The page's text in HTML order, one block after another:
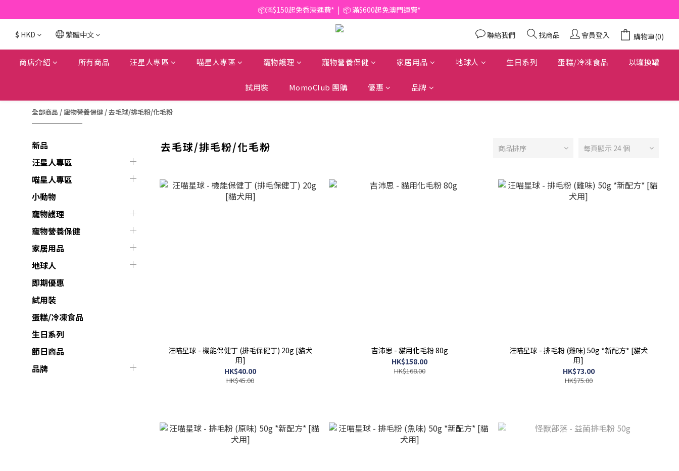
📦滿$150起免香港運費*  |  📦 滿$600起免澳門運費*
📦滿$150起免香港運費*  |  📦 滿$600起免澳門運費*
🥫 罐頭優惠 | 任選* 6件 即減 $6 |  任選* 24件 即減 $30 🥫 (按此了解更多)
📦滿$150起免香港運費*  |  📦 滿$600起免澳門運費*
$ HKD 繁體中文 聯絡我們 找商品 會員登入 購物車(0)
商店介紹 所有商品 汪星人專區 喵星人專區 寵物護理 寵物營養保健 家居用品 地球人 生日系列 蛋糕/冷凍食品 以罐換罐
試用裝 MomoClub 團購 優惠 品牌
全部商品 / 寵物營養保健 /去毛球/排毛粉/化毛粉
新品
汪星人專區
喵星人專區
小動物
寵物護理
寵物營養保健
家居用品
地球人
即期優惠
試用裝
蛋糕/冷凍食品
生日系列
節日商品
品牌
去毛球/排毛粉/化毛粉 商品排序 每頁顯示 24 個
汪喵星球 - 機能保健丁 (排毛保健丁) 20g [貓犬
用]
HK$40.00
HK$45.00
吉沛思 - 貓用化毛粉 80g
HK$158.00
HK$168.00
汪喵星球 - 排毛粉 (雞味) 50g *新配方* [貓犬
用]
HK$73.00
HK$75.00